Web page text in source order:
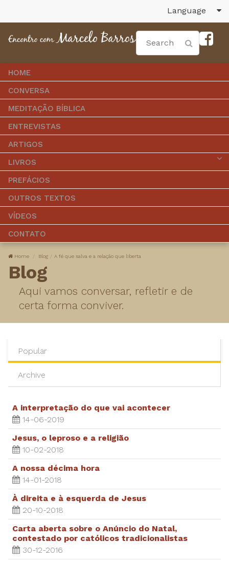
Language
HOME
CONVERSA
MEDITAÇÃO BÍBLICA
ENTREVISTAS
ARTIGOS
LIVROS
PREFÁCIOS
OUTROS TEXTOS
VÍDEOS
CONTATO
Home Blog A fé que salva e a relação que liberta
Blog
Aqui vamos conversar, refletir e de
certa forma conviver.
Popular
Archive
A interpretação do que vai acontecer
14-06-2019
Jesus, o leproso e a religião
10-02-2018
A nossa décima hora
14-01-2018
À direita e à esquerda de Jesus
20-10-2018
Carta aberta sobre o Anúncio do Natal,
contestado por católicos tradicionalistas
30-12-2016